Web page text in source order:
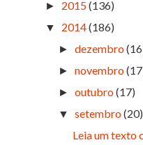
► 2015(136)
▼ 2014(186)
►dezembro
►novembro
►outubro(17)
▼ setembro(20)
Leia um texto